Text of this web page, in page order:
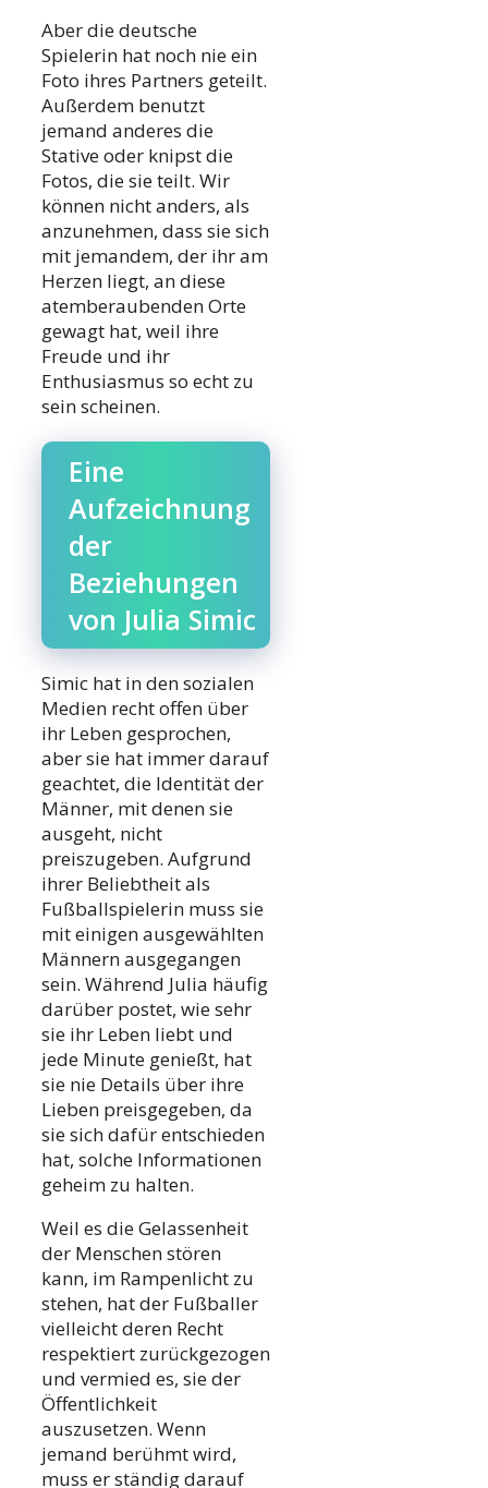
Aber die deutsche
Spielerin hat noch nie ein
Foto ihres Partners geteilt.
Außerdem benutzt
jemand anderes die
Stative oder knipst die
Fotos, die sie teilt. Wir
können nicht anders, als
anzunehmen, dass sie sich
mit jemandem, der ihr am
Herzen liegt, an diese
atemberaubenden Orte
gewagt hat, weil ihre
Freude und ihr
Enthusiasmus so echt zu
sein scheinen.
Eine
Aufzeichnung
der
Beziehungen
von Julia Simic
Simic hat in den sozialen
Medien recht offen über
ihr Leben gesprochen,
aber sie hat immer darauf
geachtet, die Identität der
Männer, mit denen sie
ausgeht, nicht
preiszugeben. Aufgrund
ihrer Beliebtheit als
Fußballspielerin muss sie
mit einigen ausgewählten
Männern ausgegangen
sein. Während Julia häufig
darüber postet, wie sehr
sie ihr Leben liebt und
jede Minute genießt, hat
sie nie Details über ihre
Lieben preisgegeben, da
sie sich dafür entschieden
hat, solche Informationen
geheim zu halten.
Weil es die Gelassenheit
der Menschen stören
kann, im Rampenlicht zu
stehen, hat der Fußballer
vielleicht deren Recht
respektiert zurückgezogen
und vermied es, sie der
Öffentlichkeit
auszusetzen. Wenn
jemand berühmt wird,
muss er ständig darauf